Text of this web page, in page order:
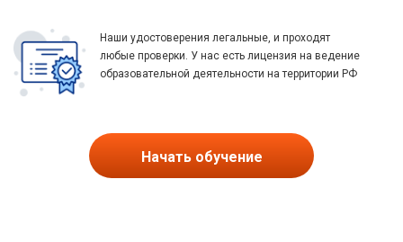
Наши удостоверения легальные, и проходят
любые проверки. У нас есть лицензия на ведение
образовательной деятельности на территории РФ
Начать обучение